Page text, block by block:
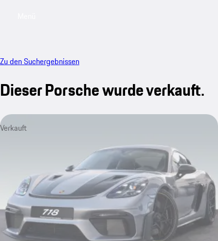
Zu den Suchergebnissen
Dieser Porsche wurde verkauft.
Verkauft